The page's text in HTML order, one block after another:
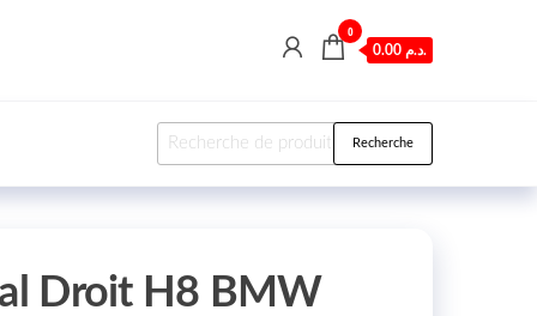
0
0.00 د.م.
Recherche pour : Recherche
Droit H8 BMW